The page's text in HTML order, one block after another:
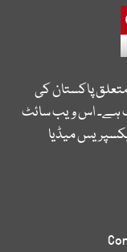
پاکستان کی
ہے۔ اس ویب سائٹ
میڈیا